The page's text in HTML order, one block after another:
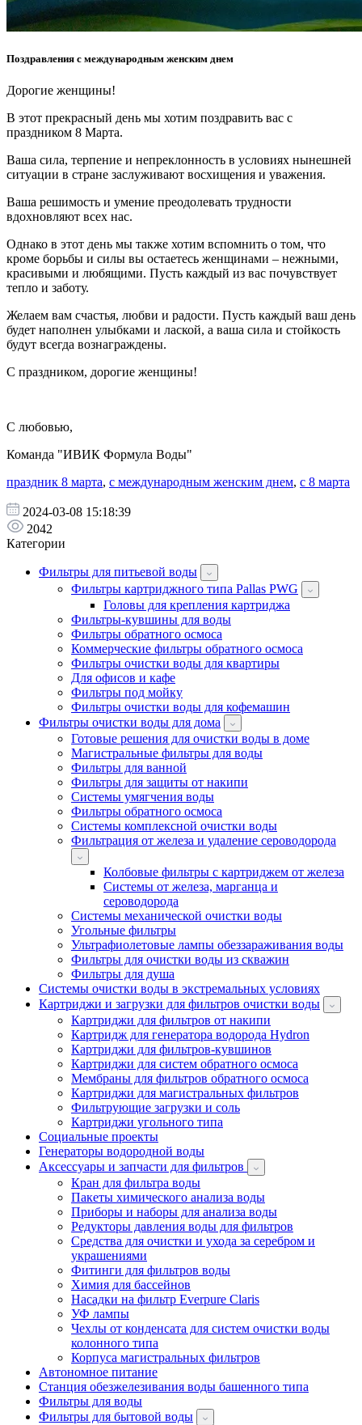
Поздравления с международным женским днем
Дорогие женщины!
В этот прекрасный день мы хотим поздравить вас с
праздником 8 Марта.
Ваша сила, терпение и непреклонность в условиях нынешней
ситуации в стране заслуживают восхищения и уважения.
Ваша решимость и умение преодолевать трудности
вдохновляют всех нас.
Однако в этот день мы также хотим вспомнить о том, что
кроме борьбы и силы вы остаетесь женщинами – нежными,
красивыми и любящими. Пусть каждый из вас почувствует
тепло и заботу.
Желаем вам счастья, любви и радости. Пусть каждый ваш день
будет наполнен улыбками и лаской, а ваша сила и стойкость
будут всегда вознаграждены.
С праздником, дорогие женщины!
С любовью,
Команда "ИВИК Формула Воды"
праздник 8 марта, с международным женским днем, с 8 марта
2024-03-08 15:18:39
2042
Категории
Фильтры для питьевой воды
Фильтры картриджного типа Pallas PWG
Головы для крепления картриджа
Фильтры-кувшины для воды
Фильтры обратного осмоса
Коммерческие фильтры обратного осмоса
Фильтры очистки воды для квартиры
Для офисов и кафе
Фильтры под мойку
Фильтры очистки воды для кофемашин
Фильтры очистки воды для дома
Готовые решения для очистки воды в доме
Магистральные фильтры для воды
Фильтры для ванной
Фильтры для защиты от накипи
Системы умягчения воды
Фильтры обратного осмоса
Системы комплексной очистки воды
Фильтрация от железа и удаление сероводорода
Колбовые фильтры с картриджем от железа
Системы от железа, марганца и
сероводорода
Системы механической очистки воды
Угольные фильтры
Ультрафиолетовые лампы обеззараживания воды
Фильтры для очистки воды из скважин
Фильтры для душа
Системы очистки воды в экстремальных условиях
Картриджи и загрузки для фильтров очистки воды
Картриджи для фильтров от накипи
Картридж для генератора водорода Hydron
Картриджи для фильтров-кувшинов
Картриджи для систем обратного осмоса
Мембраны для фильтров обратного осмоса
Картриджи для магистральных фильтров
Фильтрующие загрузки и соль
Картриджи угольного типа
Социальные проекты
Генераторы водородной воды
Аксессуары и запчасти для фильтров
Кран для фильтра воды
Пакеты химического анализа воды
Приборы и наборы для анализа воды
Редукторы давления воды для фильтров
Средства для очистки и ухода за серебром и
украшениями
Фитинги для фильтров воды
Химия для бассейнов
Насадки на фильтр Everpure Claris
УФ лампы
Чехлы от конденсата для систем очистки воды
колонного типа
Корпуса магистральных фильтров
Автономное питание
Станция обезжелезивания воды башенного типа
Фильтры для воды
Фильтры для бытовой воды